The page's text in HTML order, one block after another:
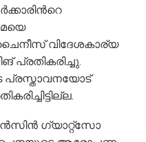
വിദേശകാര്യ
പ്രതികരിച്ചു.
ഗ്യാറ്റ്സോ